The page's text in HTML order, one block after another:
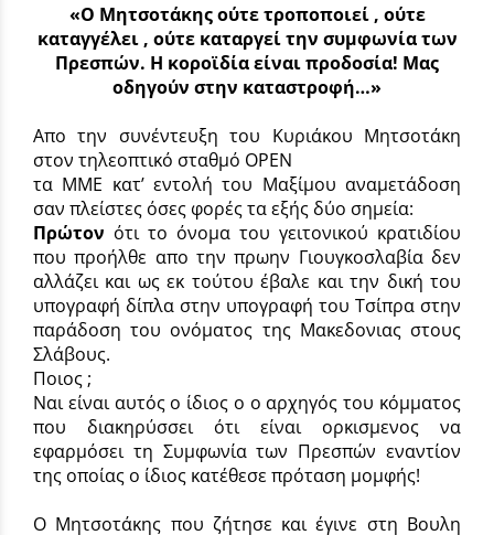
«Ο Μητσοτάκης ούτε τροποποιεί , ούτε
καταγγέλει , ούτε καταργεί την συμφωνία των
Πρεσπών. Η κοροϊδία είναι προδοσία! Μας
οδηγούν στην καταστροφή…»
Απο την συνέντευξη του Κυριάκου Μητσοτάκη
στον τηλεοπτικό σταθμό OPEN
τα ΜΜΕ κατ’ εντολή του Μαξίμου αναμετάδοση
σαν πλείστες όσες φορές τα εξής δύο σημεία:
Πρώτον ότι το όνομα του γειτονικού κρατιδίου
που προήλθε απο την πρωην Γιουγκοσλαβία δεν
αλλάζει και ως εκ τούτου έβαλε και την δική του
υπογραφή δίπλα στην υπογραφή του Τσίπρα στην
παράδοση του ονόματος της Μακεδονιας στους
Σλάβους.
Ποιος ;
Ναι είναι αυτός ο ίδιος ο ο αρχηγός του κόμματος
που διακηρύσσει ότι είναι ορκισμενος να
εφαρμόσει τη Συμφωνία των Πρεσπών εναντίον
της οποίας ο ίδιος κατέθεσε πρόταση μομφής!
Ο Μητσοτάκης που ζήτησε και έγινε στη Βουλη